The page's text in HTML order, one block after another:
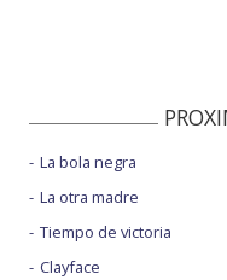
La bola negra
La otra madre
Tiempo de victoria
Clayface